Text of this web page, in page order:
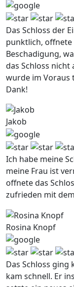
Das Schloss der
punktlich, offnete
Beschadigung,
das Schloss
wurde im Voraus
Dank!
Jakob
Ich habe meine
meine Frau ist
offnete das
zufrieden mit
Rosina Knopf
Das Schloss
kam schnell. Er